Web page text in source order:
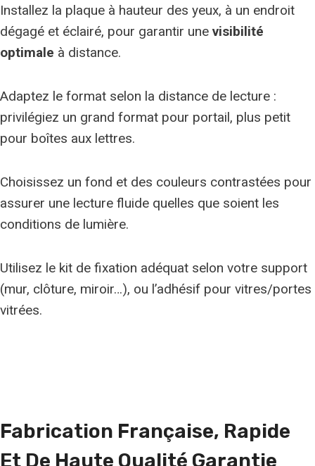
Installez la plaque à hauteur des yeux, à un endroit
dégagé et éclairé, pour garantir une visibilité
optimale à distance.
Adaptez le format selon la distance de lecture :
privilégiez un grand format pour portail, plus petit
pour boîtes aux lettres.
Choisissez un fond et des couleurs contrastées pour
assurer une lecture fluide quelles que soient les
conditions de lumière.
Utilisez le kit de fixation adéquat selon votre support
(mur, clôture, miroir…), ou l’adhésif pour vitres/portes
vitrées.
Fabrication Française, Rapide
Et De Haute Qualité Garantie